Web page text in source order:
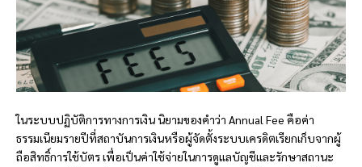
ในระบบปฏิบัติการทางการเงิน นิยามของคำว่า Annual Fee คือค่า
ธรรมเนียมรายปีที่สถาบันการเงินหรือผู้จัดตั้งระบบเครดิตเรียกเก็บจากผู้
ถือสิทธิ์การใช้บัตร เพื่อเป็นค่าใช้จ่ายในการดูแลบัญชีและรักษาสถานะ